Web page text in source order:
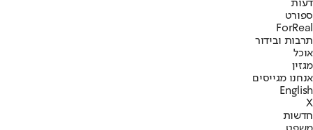
דעות
ספורט
ForReal
תרבות ובידור
אוכל
מגזין
אנחנו מגייסים
English
X
חדשות